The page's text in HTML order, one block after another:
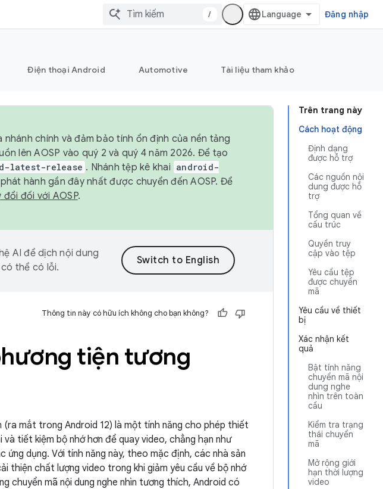
/ Đăng nhập
Điện thoại Android Automotive Tài liệu tham khảo
Trên trang này
Cách hoạt động
Định dạng
được hỗ trợ
Các nguồn nội
dung được hỗ
trợ
Tổng quan về
cấu trúc
Quyền truy
cập vào tệp
Yêu cầu tệp
được chuyển
mã
Yêu cầu về thiết
bị
Xác nhận kết
quả
Bật tính năng
chuyển mã nội
dung nghe
nhìn trên toàn
cầu
Kiểm tra trạng
thái chuyển
mã
Mở rộng giới
hạn thời lượng
video
chính và đảm bảo tính ổn định của nền tảng
lên AOSP vào quý 2 và quý 4 năm 2026. Để tạo
latest-release . Nhánh tệp kê khai android-
hành gần đây nhất được chuyển đến AOSP. Để
đổi đối với AOSP.
AI để dịch nội dung
thể có lỗi.
Thông tin này có hữu ích không cho bạn không?
tiện tương
(ra mắt trong Android 12) là một tính năng cho phép thiết
tiết kiệm bộ nhớ hơn để quay video, chẳng hạn như
dụng. Với tính năng này, theo mặc định, các nhà sản
thiện chất lượng video trong khi giảm yêu cầu về bộ nhớ
chuyển mã nội dung nghe nhìn tương thích, Android có